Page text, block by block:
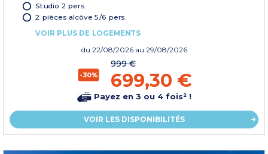
Studio 2 pers.
2 pièces alcôve 5/6 pers.
VOIR PLUS DE LOGEMENTS
du 22/08/2026 au 29/08/2026
-30%
999 €
699,30 €
Payez en 3 ou 4 fois² !
VOIR LES DISPONIBILITÉS